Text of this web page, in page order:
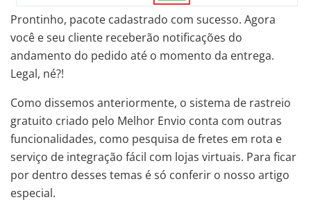
Prontinho, pacote cadastrado com sucesso. Agora
você e seu cliente receberão notificações do
andamento do pedido até o momento da entrega.
Legal, né?!
Como dissemos anteriormente, o sistema de rastreio
gratuito criado pelo Melhor Envio conta com outras
funcionalidades, como pesquisa de fretes em rota e
serviço de integração fácil com lojas virtuais. Para ficar
por dentro desses temas é só conferir o nosso artigo
especial.